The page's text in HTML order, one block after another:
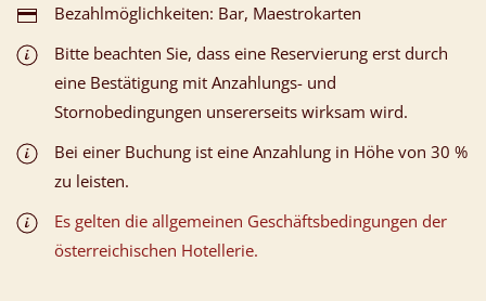
Bezahlmöglichkeiten: Bar, Maestrokarten
Bitte beachten Sie, dass eine Reservierung erst durch
eine Bestätigung mit Anzahlungs- und
Stornobedingungen unsererseits wirksam wird.
Bei einer Buchung ist eine Anzahlung in Höhe von 30 %
zu leisten.
Es gelten die allgemeinen Geschäftsbedingungen der
österreichischen Hotellerie.